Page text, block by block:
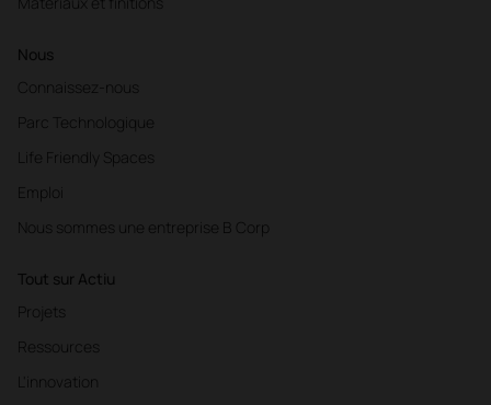
Nous
Connaissez-nous
Parc Technologique
Life Friendly Spaces
Emploi
Nous sommes une entreprise B Corp
Tout sur Actiu
Projets
Ressources
L'innovation